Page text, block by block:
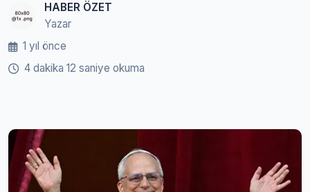
HABER ÖZET
Yazar
1 yıl önce
4 dakika 12 saniye okuma